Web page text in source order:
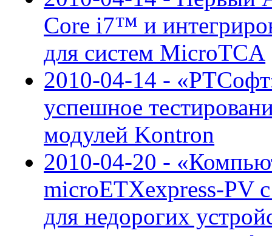
Core i7™ и
для систем MicroTCA
2010-04-14 -
успешное
модулей Kontron
2010-04-20 -
microETXexpress-PV
для недорогих